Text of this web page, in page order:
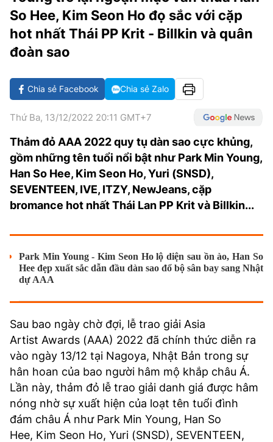
GOLF
CÁC CÚP CHÂU ÂU
BẢNG XẾP HẠNG
VĂN HÓA
GIẢI TRÍ
DIỄN ĐÀN
CÔNG NGHIỆP VĂN HÓA
NHỊP ĐẬP SỨC KHỎE
X-QUANG TIN ĐỒN
VIẾT LẠI ƯỚC MƠ
GIẢI TRÍ
PHIM
ÂM NHẠC
KBIZ
DU LỊCH
TIN TỨC
ĐIỂM ĐẾN
ẢNH
ẨM THỰC
THẾ GIỚI SAO
BẠN CẦN BIẾT
INFOGRAPHIC
E-MAGAZINE
ẢNH
BÁO GIẤY
TRA CỨU PHƯỜNG XÃ
BÙI XUÂN PHÁI
TIỆN ÍCH
LIÊN HỆ QUẢNG CÁO
Hotline: 0981.119.189
So Hee, Kim Seon Ho đọ sắc với cặp
hot nhất Thái PP Krit - Billkin và quân
đoàn sao
Chia sẻ Facebook Chia sẻ Zalo
Thứ Ba, 13/12/2022 20:11 GMT+7
Thảm đỏ AAA 2022 quy tụ dàn sao cực khủng,
gồm những tên tuổi nổi bật như Park Min Young,
Han So Hee, Kim Seon Ho, Yuri (SNSD),
SEVENTEEN, IVE, ITZY, NewJeans, cặp
bromance hot nhất Thái Lan PP Krit và Billkin...
Park Min Young - Kim Seon Ho lộ diện sau ồn ào, Han So
Hee đẹp xuất sắc dẫn đầu dàn sao đổ bộ sân bay sang Nhật
dự AAA
Sau bao ngày chờ đợi, lễ trao giải Asia
Artist Awards (AAA) 2022 đã chính thức diễn ra
vào ngày 13/12 tại Nagoya, Nhật Bản trong sự
hân hoan của bao người hâm mộ khắp châu Á.
Lần này, thảm đỏ lễ trao giải danh giá được hâm
nóng nhờ sự xuất hiện của loạt tên tuổi đình
đám châu Á như Park Min Young, Han So
Hee, Kim Seon Ho, Yuri (SNSD), SEVENTEEN,